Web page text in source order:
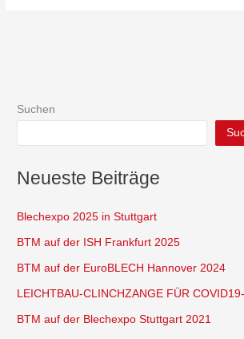
Suchen
Neueste Beiträge
Blechexpo 2025 in Stuttgart
BTM auf der ISH Frankfurt 2025
BTM auf der EuroBLECH Hannover 2024
LEICHTBAU-CLINCHZANGE FÜR
BTM auf der Blechexpo Stuttgart 2021